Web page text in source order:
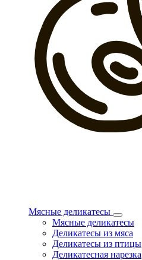
Мясные деликатесы
Мясные деликатесы
Деликатесы из мяса
Деликатесы из птицы
Деликатесная нарезка